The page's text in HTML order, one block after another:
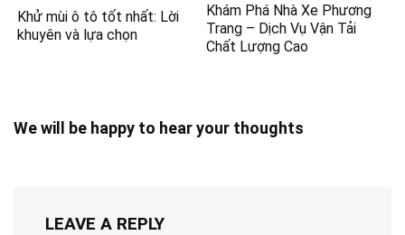
Khử mùi ô tô tốt nhất: Lời
khuyên và lựa chọn
Khám Phá Nhà Xe Phương
Trang – Dịch Vụ Vận Tải
Chất Lượng Cao
We will be happy to hear your thoughts
LEAVE A REPLY